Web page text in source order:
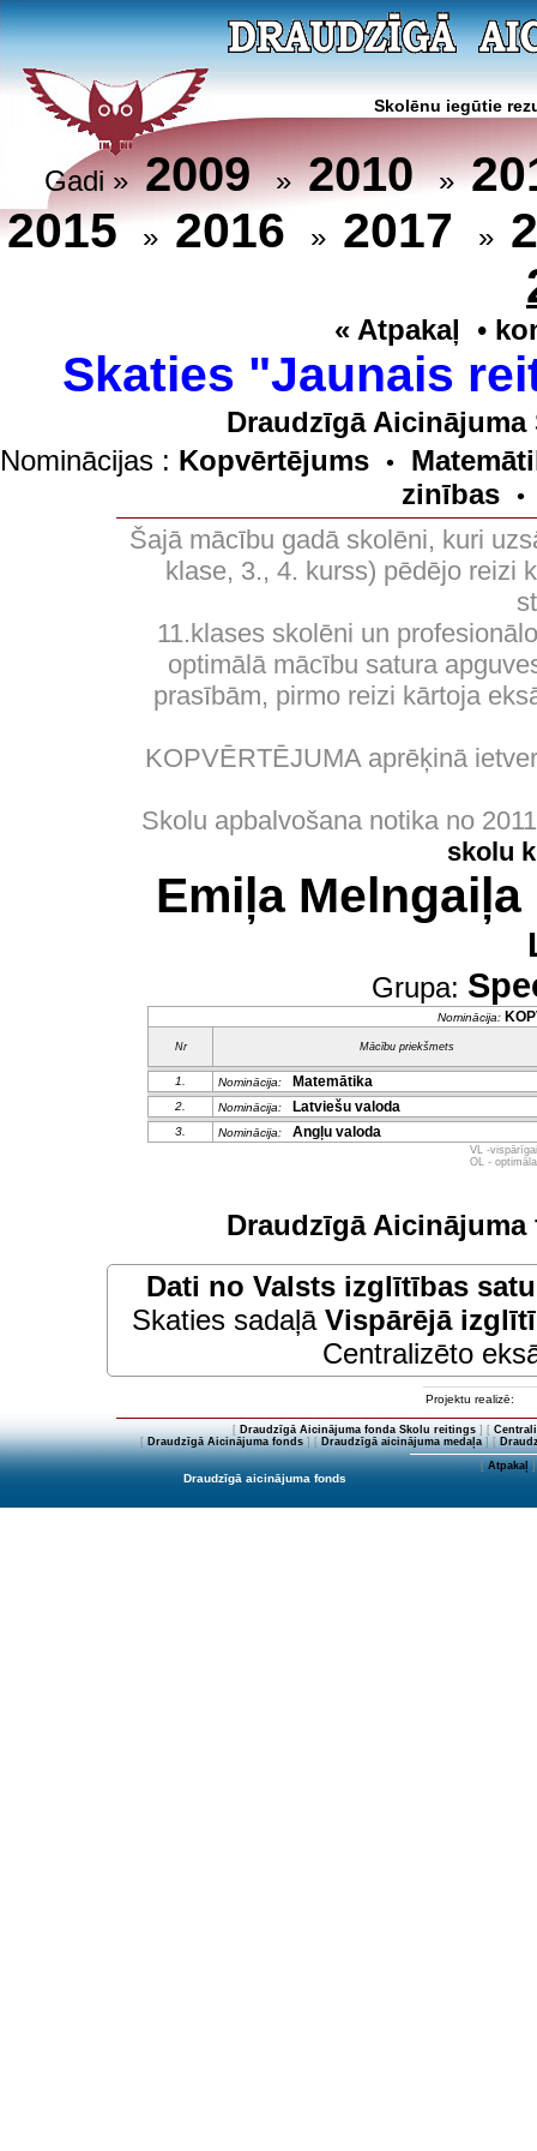
Skolēnu iegūtie
Gadi »2009»2010»
2015 » 2016 » 2017 »
« Atpakaļ •
Skaties "Jaunais
Draudzīgā
Nominācijas : Kopvērtējums •
zinības
•
Šajā mācību gadā skolēni, kuri
klase, 3., 4. kurss) pēdējo reizi
11.klases skolēni un
optimālā mācību satura
prasībām, pirmo reizi kārtoja
KOPVĒRTĒJUMA aprēķinā
Skolu apbalvošana notika no
skolu
Emiļa
Grupa:
Nominācija:
Nr Mācību priekšmets
1. Nominācija: Matemātika
2. Nominācija: Latviešu valoda
3. Nominācija: Angļu valoda
VL -
OL -
Draudzīgā
Dati no Valsts izglītības
Skaties sadaļā Vispārējā
Centralizēto
Projektu realizē:
[ Draudzīgā Aicinājuma fonda Skolu reitings] [
[Draudzīgā Aicinājuma fonds] [Draudzīgā aicinājuma medaļa] [
[Atpakaļ]
Draudzīgā aicinājuma fonds